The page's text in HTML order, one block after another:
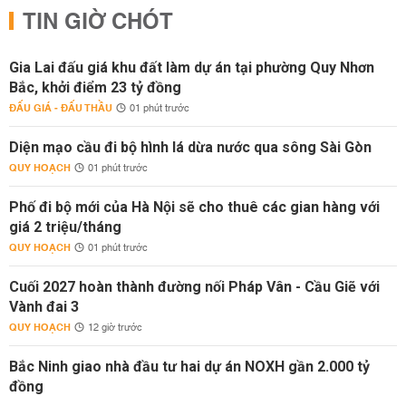
TIN GIỜ CHÓT
Gia Lai đấu giá khu đất làm dự án tại phường Quy Nhơn
Bắc, khởi điểm 23 tỷ đồng
ĐẤU GIÁ - ĐẤU THẦU 01 phút trước
Diện mạo cầu đi bộ hình lá dừa nước qua sông Sài Gòn
QUY HOẠCH 01 phút trước
Phố đi bộ mới của Hà Nội sẽ cho thuê các gian hàng với
giá 2 triệu/tháng
QUY HOẠCH 01 phút trước
Cuối 2027 hoàn thành đường nối Pháp Vân - Cầu Giẽ với
Vành đai 3
QUY HOẠCH 12 giờ trước
Bắc Ninh giao nhà đầu tư hai dự án NOXH gần 2.000 tỷ
đồng